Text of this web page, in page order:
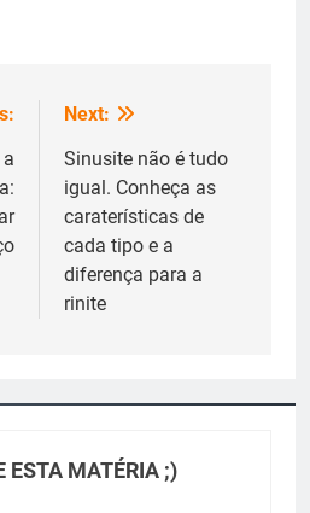
Next:
Sinusite não é tudo
igual. Conheça as
caraterísticas de
cada tipo e a
diferença para a
rinite
ESTA MATÉRIA ;)